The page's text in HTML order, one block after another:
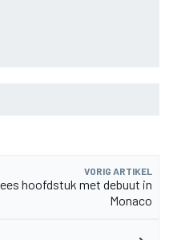
VORIG ARTIKEL
hoofdstuk met debuut in
Monaco